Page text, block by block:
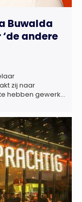
Buwalda
andere
zij naar
hebben gewerkt
zij onder meer